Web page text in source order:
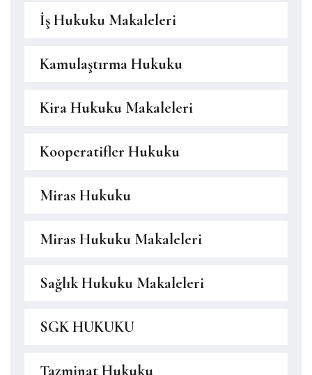
İş Hukuku Makaleleri
Kamulaştırma Hukuku
Kira Hukuku Makaleleri
Kooperatifler Hukuku
Miras Hukuku
Miras Hukuku Makaleleri
Sağlık Hukuku Makaleleri
SGK HUKUKU
Tazminat Hukuku